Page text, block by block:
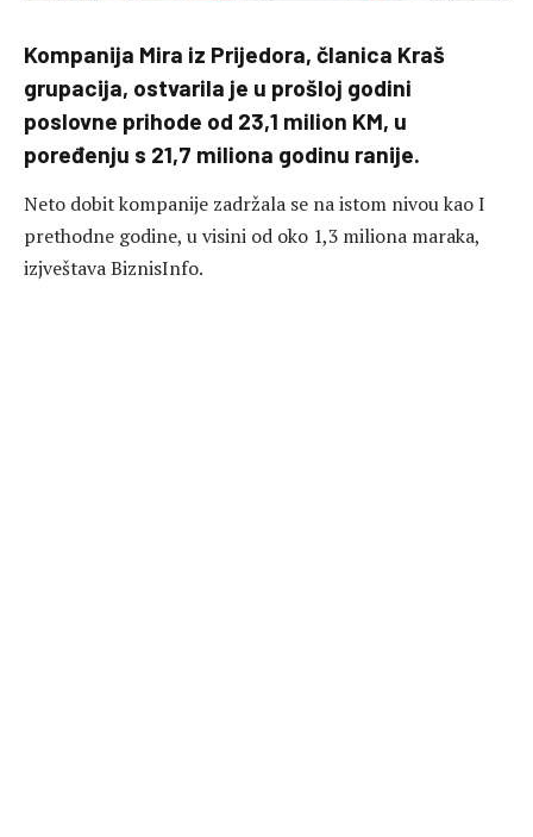
Kompanija Mira iz Prijedora, članica Kraš
grupacija, ostvarila je u prošloj godini
poslovne prihode od 23,1 milion KM, u
poređenju s 21,7 miliona godinu ranije.
Neto dobit kompanije zadržala se na istom nivou kao I
prethodne godine, u visini od oko 1,3 miliona maraka,
izjveštava BiznisInfo.